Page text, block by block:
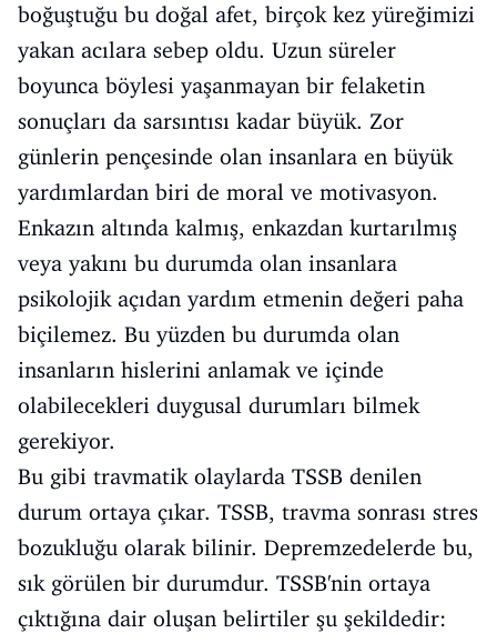
boğuştuğu bu doğal afet, birçok kez yüreğimizi
yakan acılara sebep oldu. Uzun süreler
boyunca böylesi yaşanmayan bir felaketin
sonuçları da sarsıntısı kadar büyük. Zor
günlerin pençesinde olan insanlara en büyük
yardımlardan biri de moral ve motivasyon.
Enkazın altında kalmış, enkazdan kurtarılmış
veya yakını bu durumda olan insanlara
psikolojik açıdan yardım etmenin değeri paha
biçilemez. Bu yüzden bu durumda olan
insanların hislerini anlamak ve içinde
olabilecekleri duygusal durumları bilmek
gerekiyor.
Bu gibi travmatik olaylarda TSSB denilen
durum ortaya çıkar. TSSB, travma sonrası stres
bozukluğu olarak bilinir. Depremzedelerde bu,
sık görülen bir durumdur. TSSB'nin ortaya
çıktığına dair oluşan belirtiler şu şekildedir: